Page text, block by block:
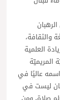
والثقافة،
العلمية
المريميّة
عاليًا في
ليست في